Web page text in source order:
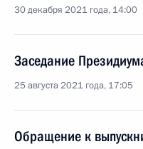
30 декабря 2021 года, 14:00
Заседание
25 августа 2021 года, 17:05
Обращение к